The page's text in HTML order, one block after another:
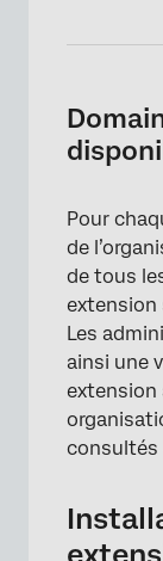
Pour
de
de tous
extension
Les
ainsi une
extension
consultés